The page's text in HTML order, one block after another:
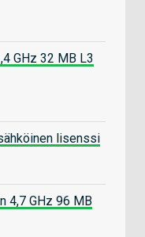
GHz 32 MB L3
lisenssi
4,7 GHz 96 MB